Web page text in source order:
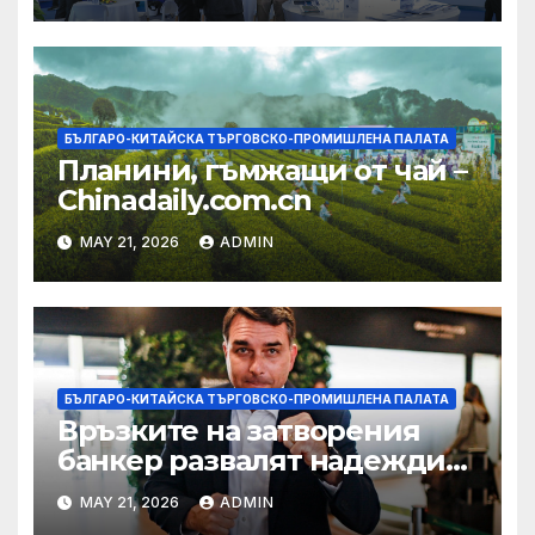
БЪЛГАРО-КИТАЙСКА ТЪРГОВСКО-ПРОМИШЛЕНА ПАЛАТА
Планини, гъмжащи от чай –
Chinadaily.com.cn
MAY 21, 2026 ADMIN
БЪЛГАРО-КИТАЙСКА ТЪРГОВСКО-ПРОМИШЛЕНА ПАЛАТА
Връзките на затворения
банкер развалят надеждите
на Флавио Болсонаро за
президент на Бразилия
MAY 21, 2026 ADMIN